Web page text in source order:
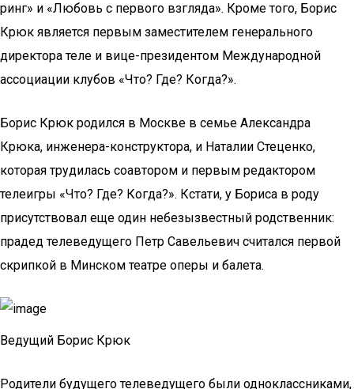
ринг» и «Любовь с первого взгляда». Кроме того, Борис
Крюк является первым заместителем генерального
директора теле и вице-президентом Международной
ассоциации клубов «Что? Где? Когда?».
Борис Крюк родился в Москве в семье Александра
Крюка, инженера-конструктора, и Наталии Стеценко,
которая трудилась соавтором и первым редактором
телеигры «Что? Где? Когда?». Кстати, у Бориса в роду
присутствовал еще один небезызвестный родственник:
прадед телеведущего Петр Савельевич считался первой
скрипкой в Минском театре оперы и балета.
Ведущий Борис Крюк
Родители будущего телеведущего были одноклассниками,